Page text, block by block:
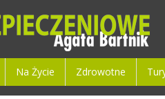
Na Życie Zdrowotne